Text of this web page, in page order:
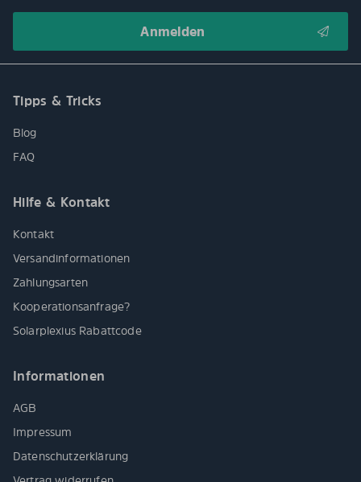
Tipps & Tricks
Blog
FAQ
Hilfe & Kontakt
Kontakt
Versandinformationen
Zahlungsarten
Kooperationsanfrage?
Solarplexius Rabattcode
Informationen
AGB
Impressum
Datenschutzerklärung